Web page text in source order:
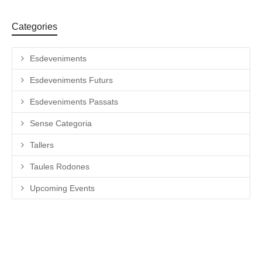
Categories
Esdeveniments
Esdeveniments Futurs
Esdeveniments Passats
Sense Categoria
Tallers
Taules Rodones
Upcoming Events